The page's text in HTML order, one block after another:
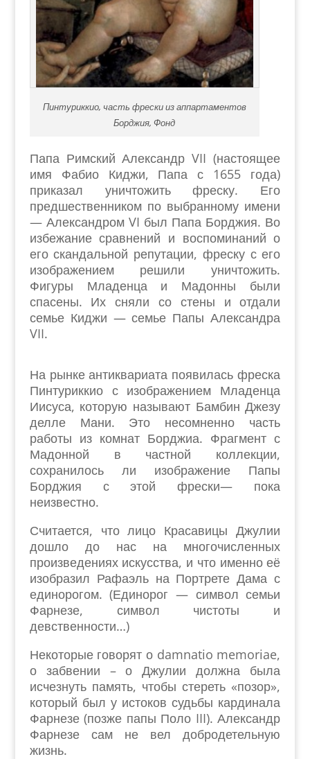
Пинтуриккио, часть фрески из аппартаментов
Борджия, Фонд
Папа Римский Александр VII (настоящее
имя Фабио Киджи, Папа с 1655 года)
приказал уничтожить фреску. Его
предшественником по выбранному имени
— Александром VI был Папа Борджия. Во
избежание сравнений и воспоминаний о
его скандальной репутации, фреску с его
изображением решили уничтожить.
Фигуры Младенца и Мадонны были
спасены. Их сняли со стены и отдали
семье Киджи — семье Папы Александра
VII.
На рынке антиквариата появилась фреска
Пинтуриккио с изображением Младенца
Иисуса, которую называют Бамбин Джезу
делле Мани. Это несомненно часть
работы из комнат Борджиа. Фрагмент с
Мадонной в частной коллекции,
сохранилось ли изображение Папы
Борджия с этой фрески— пока
неизвестно.
Считается, что лицо Красавицы Джулии
дошло до нас на многочисленных
произведениях искусства, и что именно её
изобразил Рафаэль на Портрете Дама с
единорогом. (Единорог — символ семьи
Фарнезе, символ чистоты и
девственности…)
Некоторые говорят о damnatio memoriae,
о забвении – о Джулии должна была
исчезнуть память, чтобы стереть «позор»,
который был у истоков судьбы кардинала
Фарнезе (позже папы Поло III). Александр
Фарнезе сам не вел добродетельную
жизнь.